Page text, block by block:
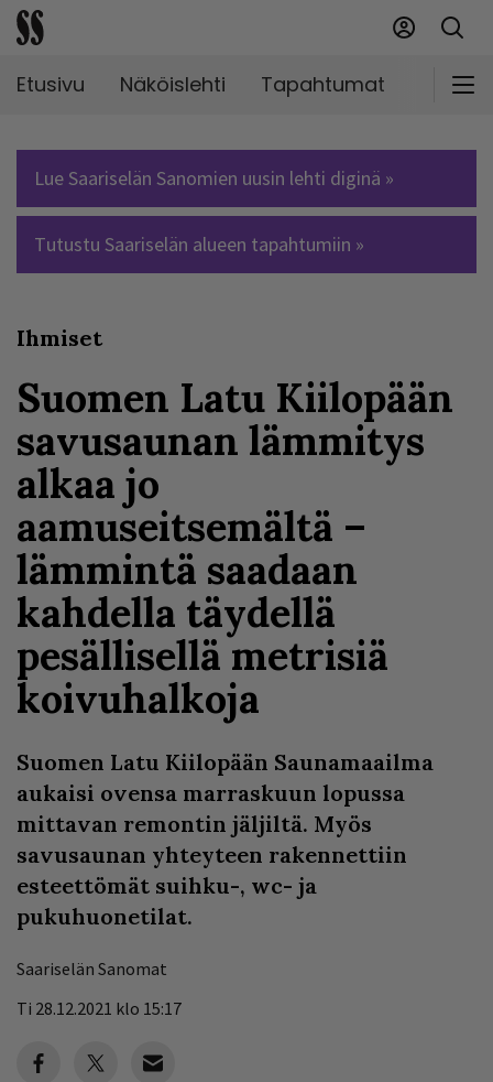
Etusivu Näköislehti Tapahtumat
Lue Saariselän Sanomien uusin lehti diginä »
Tutustu Saariselän alueen tapahtumiin »
Ihmiset
Suomen Latu Kiilopään
savusaunan lämmitys
alkaa jo
aamuseitsemältä –
lämmintä saadaan
kahdella täydellä
pesällisellä metrisiä
koivuhalkoja
Suomen Latu Kiilopään Saunamaailma
aukaisi ovensa marraskuun lopussa
mittavan remontin jäljiltä. Myös
savusaunan yhteyteen rakennettiin
esteettömät suihku-, wc- ja
pukuhuonetilat.
Saariselän Sanomat
Ti 28.12.2021 klo 15:17